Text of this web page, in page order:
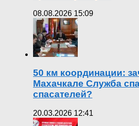
08.08.2026 15:09
50 км координации:
Махачкале Служба
спасателей?
20.03.2026 12:41